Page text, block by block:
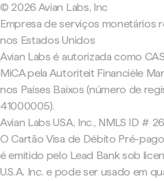
© 2026 Avian Labs, Inc
Empresa de serviços monetários
nos Estados Unidos
Avian Labs é autorizada como
MiCA pela Autoriteit Financiële
nos Países Baixos (número de
41000005).
Avian Labs USA, Inc., NMLS ID #
O Cartão Visa de Débito Pré-
é emitido pelo Lead Bank sob
U.S.A. Inc. e pode ser usado em